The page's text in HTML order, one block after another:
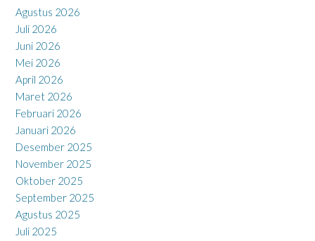
Agustus 2026
Juli 2026
Juni 2026
Mei 2026
April 2026
Maret 2026
Februari 2026
Januari 2026
Desember 2025
November 2025
Oktober 2025
September 2025
Agustus 2025
Juli 2025